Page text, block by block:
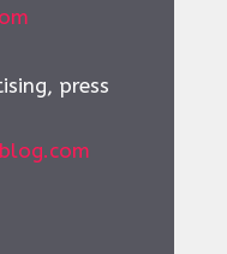
press